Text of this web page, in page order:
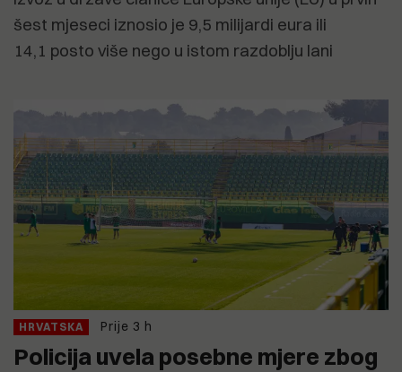
šest mjeseci iznosio je 9,5 milijardi eura ili
14,1 posto više nego u istom razdoblju lani
HRVATSKA Prije 3 h
Policija uvela posebne mjere zbog